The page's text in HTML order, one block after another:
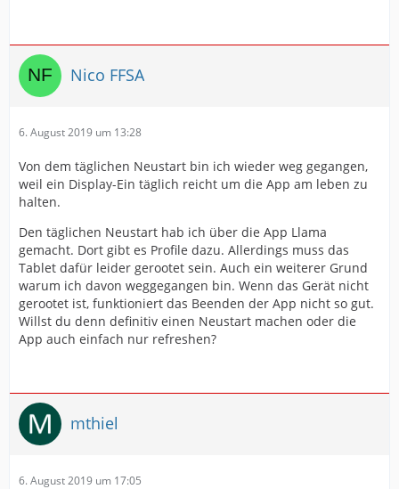
Nico FFSA
6. August 2019 um 13:28
Von dem täglichen Neustart bin ich wieder weg gegangen,
weil ein Display-Ein täglich reicht um die App am leben zu
halten.
Den täglichen Neustart hab ich über die App Llama
gemacht. Dort gibt es Profile dazu. Allerdings muss das
Tablet dafür leider gerootet sein. Auch ein weiterer Grund
warum ich davon weggegangen bin. Wenn das Gerät nicht
gerootet ist, funktioniert das Beenden der App nicht so gut.
Willst du denn definitiv einen Neustart machen oder die
App auch einfach nur refreshen?
mthiel
6. August 2019 um 17:05